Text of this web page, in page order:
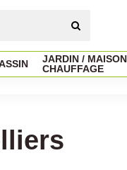
JARDIN /
CHAUFFAGE